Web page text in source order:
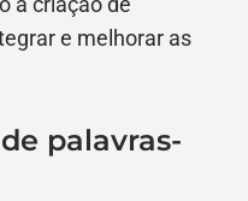
e melhorar as
palavras-